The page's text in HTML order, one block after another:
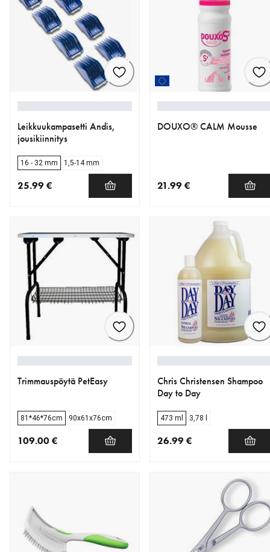
Leikkuukampasetti Andis,
jousikiinnitys
16 - 32 mm 1,5-14 mm
25.99 €
DOUXO® CALM Mousse
21.99 €
Trimmauspöytä PetEasy
81*46*76cm 90x61x76cm
109.00 €
Chris Christensen Shampoo
Day to Day
473 ml 3,78 l
26.99 €